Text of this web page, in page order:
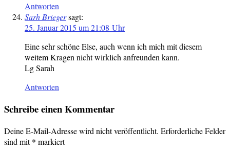
Antworten
Sarh Briegersagt:
25. Januar 2015 um 21:08 Uhr
Eine sehr schöne Else, auch wenn ich mich mit diesem
weitem Kragen nicht wirklich anfreunden kann.
Lg Sarah
Antworten
Schreibe einen Kommentar
Deine E-Mail-Adresse wird nicht veröffentlicht. Erforderliche Felder
sind mit* markiert